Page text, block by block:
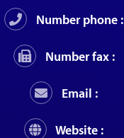
Number phone :
Number fax :
Email :
Website :